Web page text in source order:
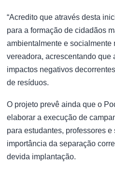
“Acredito que através desta
para a formação de cidadãos
ambientalmente e socialmente
vereadora, acrescentando que
impactos negativos
de resíduos.
O projeto prevê ainda que o
elaborar a execução de
para estudantes, professores e
importância da separação
devida implantação.